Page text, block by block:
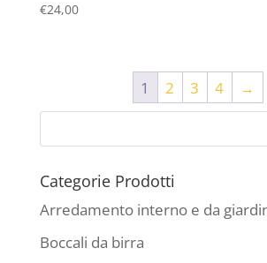
€24,00
1 2 3 4 →
Categorie Prodotti
Arredamento interno e da
Boccali da birra